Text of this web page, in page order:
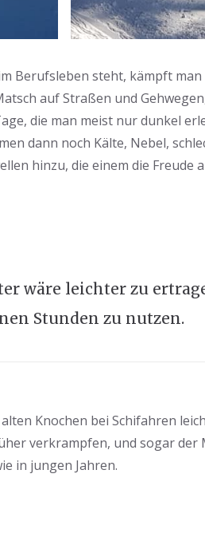
Berufsleben steht, kämpft
auf Straßen und
die man meist nur dunkel
dann noch Kälte, Nebel,
hinzu, die einem die Freude
wäre leichter zu
Stunden zu nutzen.
Knochen bei Schifahren
verkrampfen, und sogar der
in jungen Jahren.